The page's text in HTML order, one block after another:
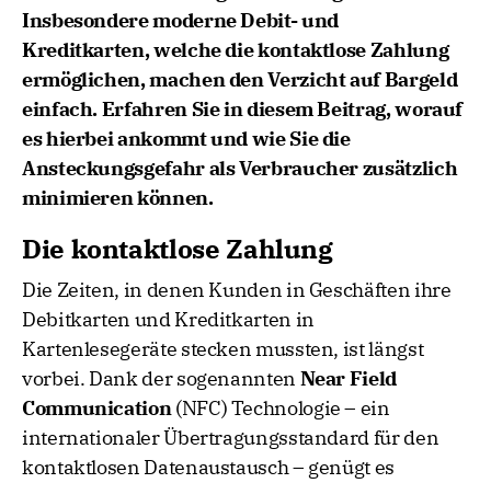
Insbesondere moderne Debit- und
Kreditkarten, welche die kontaktlose Zahlung
ermöglichen, machen den Verzicht auf Bargeld
einfach. Erfahren Sie in diesem Beitrag, worauf
es hierbei ankommt und wie Sie die
Ansteckungsgefahr als Verbraucher zusätzlich
minimieren können.
Die kontaktlose Zahlung
Die Zeiten, in denen Kunden in Geschäften ihre
Debitkarten und Kreditkarten in
Kartenlesegeräte stecken mussten, ist längst
vorbei. Dank der sogenannten Near Field
Communication(NFC) Technologie – ein
internationaler Übertragungsstandard für den
kontaktlosen Datenaustausch – genügt es